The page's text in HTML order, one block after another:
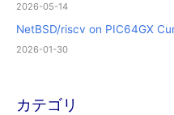
2026-05-14
NetBSD/riscv on PIC64GX
2026-01-30
カテゴリ